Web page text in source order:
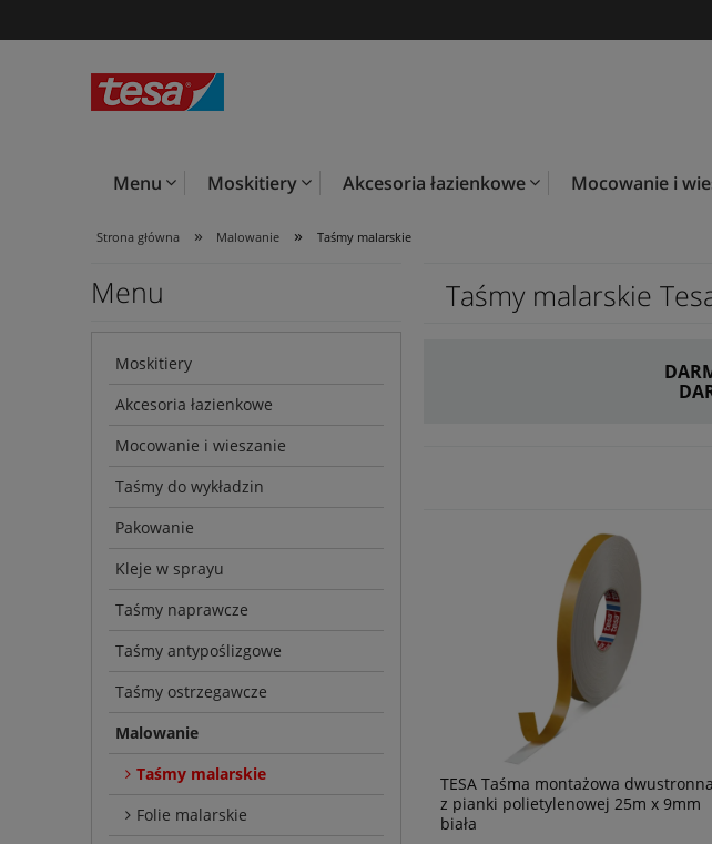
Menu Moskitiery Akcesoria łazienkowe Mocowanie i
Strona główna » Malowanie » Taśmy malarskie
Menu
Moskitiery
Akcesoria łazienkowe
Mocowanie i wieszanie
Taśmy do wykładzin
Pakowanie
Kleje w sprayu
Taśmy naprawcze
Taśmy antypoślizgowe
Taśmy ostrzegawcze
Malowanie
Taśmy malarskie
Folie malarskie
Taśmy malarskie
TESA Taśma montażowa dwustronna
z pianki polietylenowej 25m x 9mm
biała